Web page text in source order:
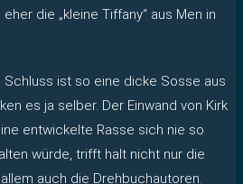
die „kleine Tiffany“ aus Men in
Schluss ist so eine dicke Sosse aus
es ja selber. Der Einwand von Kirk
entwickelte Rasse sich nie so
würde, trifft halt nicht nur die
auch die Drehbuchautoren.